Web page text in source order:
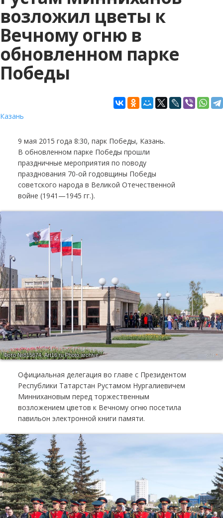
возложил цветы к
Вечному огню в
обновленном парке
Победы
Казань
9 мая 2015 года 8:30, парк Победы, Казань.
В обновленном парке Победы прошли
праздничные мероприятия по поводу
празднования 70-ой годовщины Победы
советского народа в Великой Отечественной
войне (1941—1945 гг.).
Фото №815674.Art16.ru Photo archive
Официальная делегация во главе с Президентом
Республики Татарстан Рустамом Нургалиевичем
Миннихановым перед торжественным
возложением цветов к Вечному огню посетила
павильон электронной книги памяти.